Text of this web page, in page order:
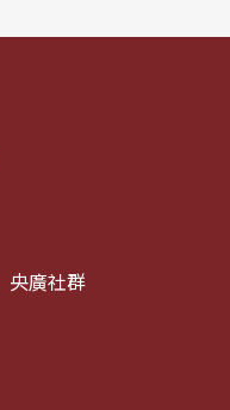
央廣社群